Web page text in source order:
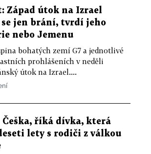
Západ útok na Izrael
jen brání, tvrdí jeho
nebo Jemenu
bohatých zemí G7 a jednotlivé
prohlášeních v neděli
útok na Izrael....
Češka, říká dívka, která
lety s rodiči z válkou